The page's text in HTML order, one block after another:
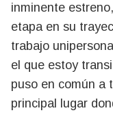
inminente
etapa en su
trabajo
el que estoy
puso en común a
principal lugar